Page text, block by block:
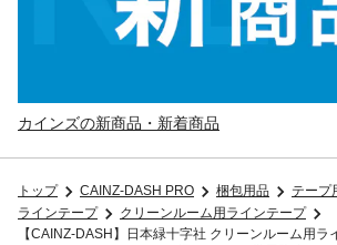
カインズの新商品・新着商品
トップ CAINZ-DASH PRO 梱包用品
テープ
ラインテープ
クリーンルーム用ラインテープ
【CAINZ-DASH】日本緑十字社 クリーンルーム用